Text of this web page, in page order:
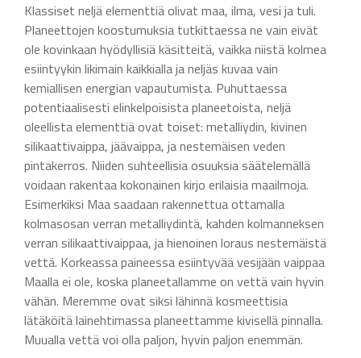
Klassiset neljä elementtiä olivat maa, ilma, vesi ja tuli.
Planeettojen koostumuksia tutkittaessa ne vain eivät
ole kovinkaan hyödyllisiä käsitteitä, vaikka niistä kolmea
esiintyykin likimain kaikkialla ja neljäs kuvaa vain
kemiallisen energian vapautumista. Puhuttaessa
potentiaalisesti elinkelpoisista planeetoista, neljä
oleellista elementtiä ovat toiset: metalliydin, kivinen
silikaattivaippa, jäävaippa, ja nestemäisen veden
pintakerros. Niiden suhteellisia osuuksia säätelemällä
voidaan rakentaa kokonainen kirjo erilaisia maailmoja.
Esimerkiksi Maa saadaan rakennettua ottamalla
kolmasosan verran metalliydintä, kahden kolmanneksen
verran silikaattivaippaa, ja hienoinen loraus nestemäistä
vettä. Korkeassa paineessa esiintyvää vesijään vaippaa
Maalla ei ole, koska planeetallamme on vettä vain hyvin
vähän. Meremme ovat siksi lähinnä kosmeettisia
lätäköitä lainehtimassa planeettamme kivisellä pinnalla.
Muualla vettä voi olla paljon, hyvin paljon enemmän.